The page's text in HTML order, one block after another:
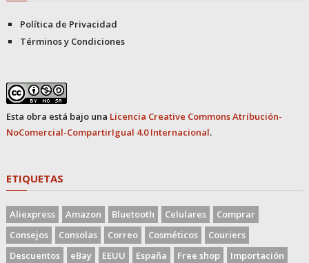
Política de Privacidad
Términos y Condiciones
Esta obra está bajo una Licencia Creative Commons Atribución-
NoComercial-CompartirIgual 4.0 Internacional.
ETIQUETAS
Aliexpress Amazon Bluetooth Celulares
Comprar
Consejos
Consolas Correo Cosméticos
Couriers
Descuentos
eBay EEUU España Free shop
Importación